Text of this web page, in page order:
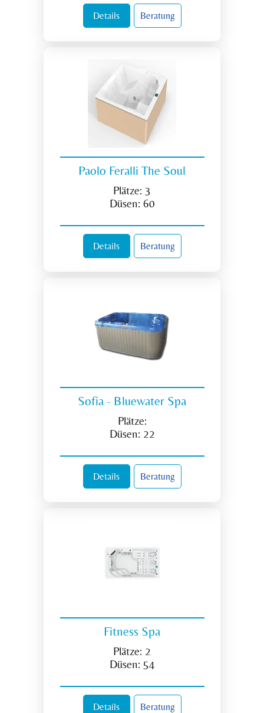
Details Beratung
Paolo Feralli The Soul
Plätze: 3
Düsen: 60
Details Beratung
Sofia - Bluewater Spa
Plätze:
Düsen: 22
Details Beratung
Fitness Spa
Plätze: 2
Düsen: 54
Details Beratung